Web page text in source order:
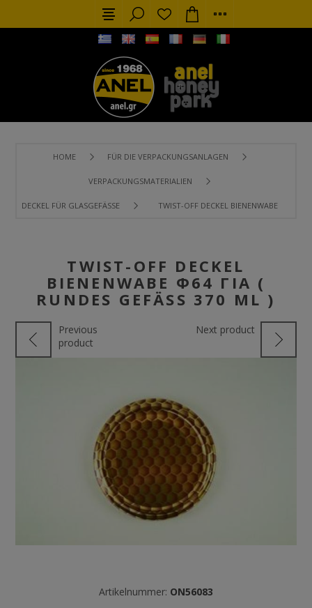
HOME FÜR DIE VERPACKUNGSANLAGEN
VERPACKUNGSMATERIALIEN
DECKEL FÜR GLASGEFÄSSE TWIST-OFF DECKEL BIENENWABE Φ64 ΓΙΑ
TWIST-OFF DECKEL
BIENENWABE Φ64 ΓΙΑ (
RUNDES GEFÄSS 370 ML )
Previous
product
Next product
Artikelnummer: ON56083